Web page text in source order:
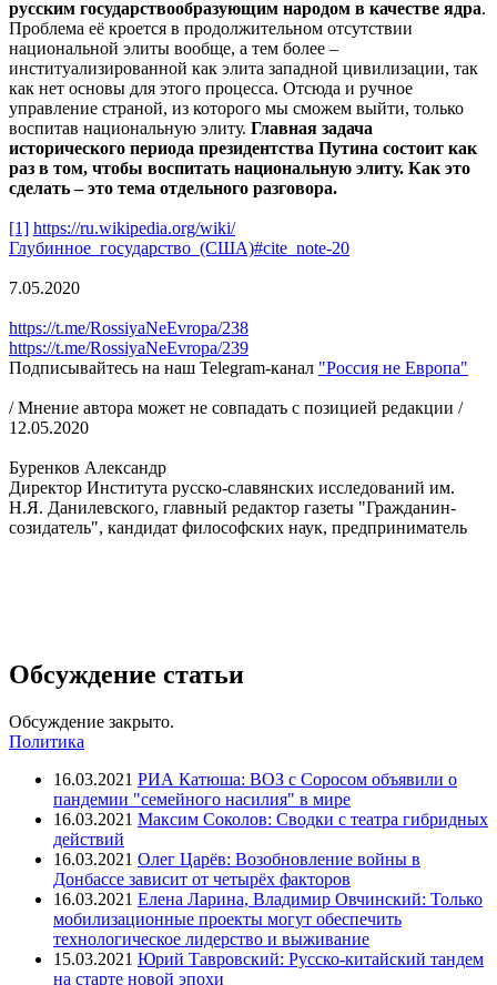
русским государствообразующим народом в качестве ядра.
Проблема её кроется в продолжительном отсутствии
национальной элиты вообще, а тем более –
институализированной как элита западной цивилизации, так
как нет основы для этого процесса. Отсюда и ручное
управление страной, из которого мы сможем выйти, только
воспитав национальную элиту. Главная задача
исторического периода президентства Путина состоит как
раз в том, чтобы воспитать национальную элиту. Как это
сделать – это тема отдельного разговора.
[1] https://ru.wikipedia.org/wiki/
Глубинное_государство_(США)#cite_note-20
7.05.2020
https://t.me/RossiyaNeEvropa/238
https://t.me/RossiyaNeEvropa/239
Подписывайтесь на наш Telegram-канал "Россия не Европа"
/ Мнение автора может не совпадать с позицией редакции /
12.05.2020
Буренков Александр
Директор Института русско-славянских исследований им.
Н.Я. Данилевского, главный редактор газеты "Гражданин-
созидатель", кандидат философских наук, предприниматель
Обсуждение статьи
Обсуждение закрыто.
Политика
16.03.2021 РИА Катюша: ВОЗ с Соросом объявили о
пандемии "семейного насилия" в мире
16.03.2021 Максим Соколов: Сводки с театра гибридных
действий
16.03.2021 Олег Царёв: Возобновление войны в
Донбассе зависит от четырёх факторов
16.03.2021 Елена Ларина, Владимир Овчинский: Только
мобилизационные проекты могут обеспечить
технологическое лидерство и выживание
15.03.2021 Юрий Тавровский: Русско-китайский тандем
на старте новой эпохи